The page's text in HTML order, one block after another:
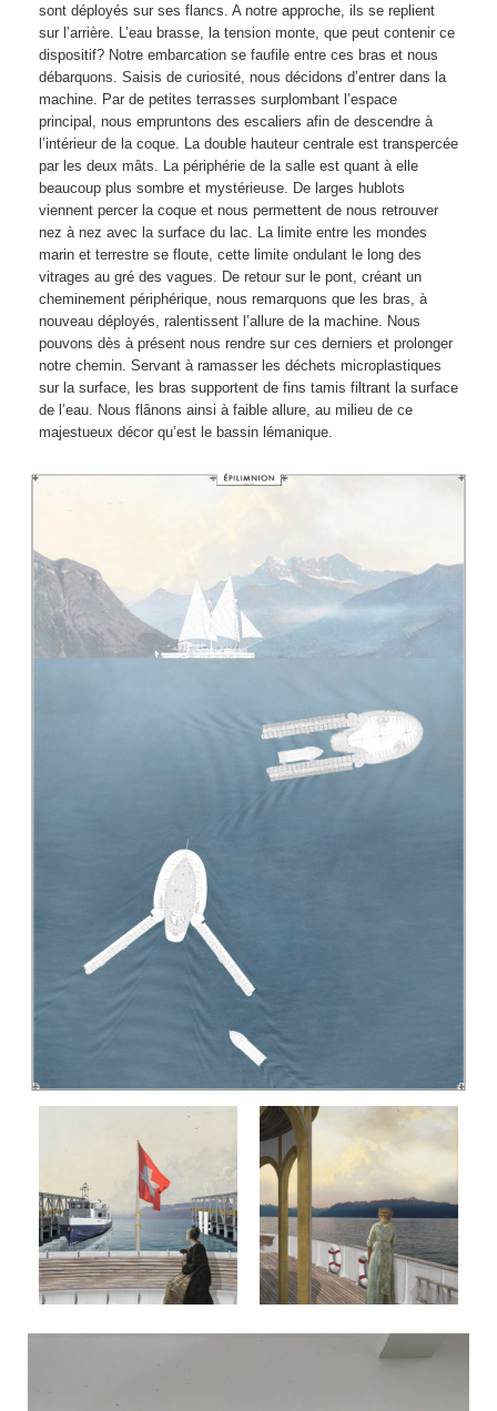
sont déployés sur ses flancs. A notre approche, ils se replient
sur l’arrière. L’eau brasse, la tension monte, que peut contenir ce
dispositif? Notre embarcation se faufile entre ces bras et nous
débarquons. Saisis de curiosité, nous décidons d’entrer dans la
machine. Par de petites terrasses surplombant l’espace
principal, nous empruntons des escaliers afin de descendre à
l’intérieur de la coque. La double hauteur centrale est transpercée
par les deux mâts. La périphérie de la salle est quant à elle
beaucoup plus sombre et mystérieuse. De larges hublots
viennent percer la coque et nous permettent de nous retrouver
nez à nez avec la surface du lac. La limite entre les mondes
marin et terrestre se floute, cette limite ondulant le long des
vitrages au gré des vagues. De retour sur le pont, créant un
cheminement périphérique, nous remarquons que les bras, à
nouveau déployés, ralentissent l’allure de la machine. Nous
pouvons dès à présent nous rendre sur ces derniers et prolonger
notre chemin. Servant à ramasser les déchets microplastiques
sur la surface, les bras supportent de fins tamis filtrant la surface
de l’eau. Nous flânons ainsi à faible allure, au milieu de ce
majestueux décor qu’est le bassin lémanique.